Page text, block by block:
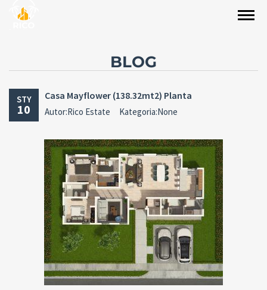
BLOG
STY
10
Casa Mayflower (138.32mt2) Planta
Autor:Rico Estate Kategoria:None